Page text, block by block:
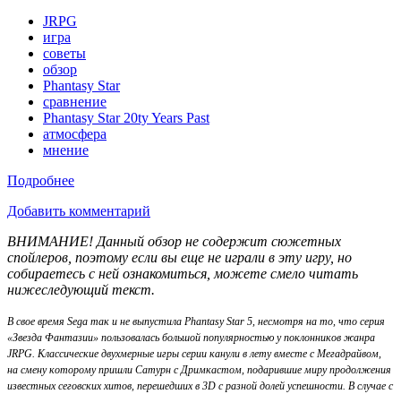
JRPG
игра
советы
обзор
Phantasy Star
сравнение
Phantasy Star 20ty Years Past
атмосфера
мнение
Подробнее
Добавить комментарий
ВНИМАНИЕ! Данный обзор не содержит сюжетных
спойлеров, поэтому если вы еще не играли в эту игру, но
собираетесь с ней ознакомиться, можете смело читать
нижеследующий текст.
В свое время Sega так и не выпустила Phantasy Star 5, несмотря на то, что серия
«Звезда Фантазии» пользовалась большой популярностью у поклонников жанра
JRPG. Классические двухмерные игры серии канули в лету вместе с Мегадрайвом,
на смену которому пришли Сатурн с Дримкастом, подарившие миру продолжения
известных сеговских хитов, перешедших в 3D с разной долей успешности. В случае с